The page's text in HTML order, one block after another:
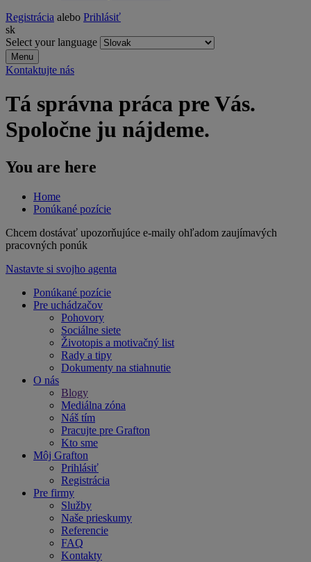
Registrácia alebo Prihlásiť
sk
Select your language
Menu
Kontaktujte nás
Tá správna práca pre Vás.
Spoločne ju nájdeme.
You are here
Home
Ponúkané pozície
Chcem dostávať upozorňujúce e-maily ohľadom zaujímavých
pracovných ponúk
Nastavte si svojho agenta
Ponúkané pozície
Pre uchádzačov
Pohovory
Sociálne siete
Životopis a motivačný list
Rady a tipy
Dokumenty na stiahnutie
O nás
Blogy
Mediálna zóna
Náš tím
Pracujte pre Grafton
Kto sme
Môj Grafton
Prihlásiť
Registrácia
Pre firmy
Služby
Naše prieskumy
Referencie
FAQ
Kontakty